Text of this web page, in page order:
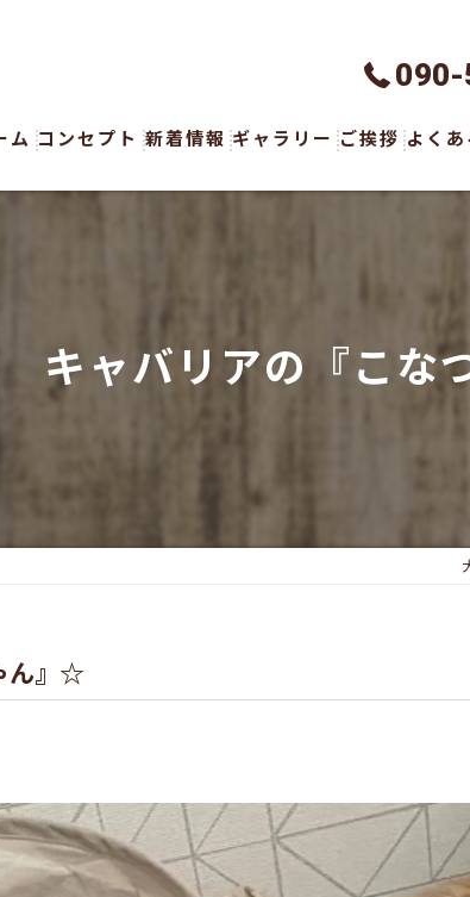
ム コンセプト 新着情報 ギャラリー ご挨拶 よくあ
キャバリアの『こな
ん』☆